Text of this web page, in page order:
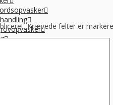
Krævede felter er